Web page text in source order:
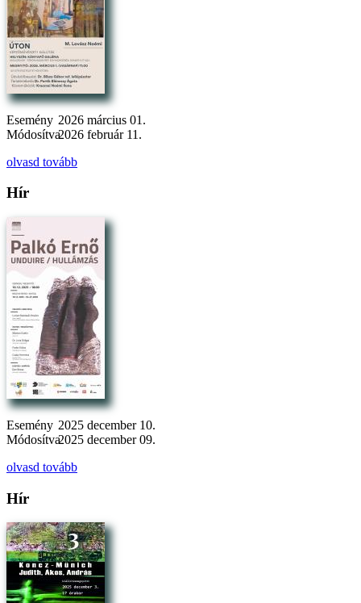
Esemény 2026 március 01.
Módosítva2026 február 11.
olvasd tovább
Hír
Esemény 2025 december 10.
Módosítva2025 december 09.
olvasd tovább
Hír